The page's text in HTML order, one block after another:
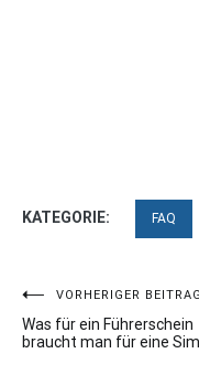
KATEGORIE: FAQ
VORHERIGER BEITRAG
Was für ein Führerschein
braucht man für eine